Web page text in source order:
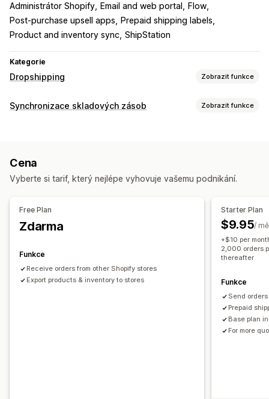
Administrátor Shopify Email and web portal
Flow
Post-purchase upsell apps
Prepaid shipping labels
Product and inventory sync ShipStation
Kategorie
Dropshipping Zobrazit funkce
Produkty, které můžete prodávat
Sportovní zboží
Firmy a kancelář Hardware Automobilový průmysl
Synchronizace skladových zásob Zobrazit funkce
Jednotky SKU
Automatická Ruční Hromadná V reálném čase
Aktualizace objednávek
E-mailová upozornění
Historické výkazy
Import a export dat Podrobné protokoly
Cena
Vyberte si tarif, který nejlépe vyhovuje vašemu podnikání.
Free Plan
Zdarma
Funkce
Receive orders from other Shopify stores
Export products & inventory to stores
Starter Plan
$9.95/
+$10 per
2,000 orders
thereafter
Funkce
Send
Prepaid
Base plan
For more